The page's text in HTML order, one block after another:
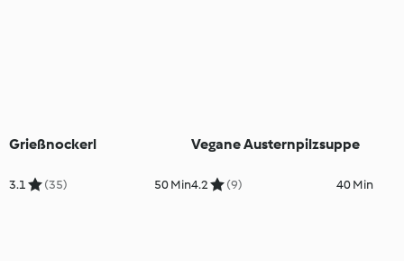
Grießnockerl
3.1 (35) 50 Min
Vegane Austernpilzsuppe
4.2 (9) 40 Min